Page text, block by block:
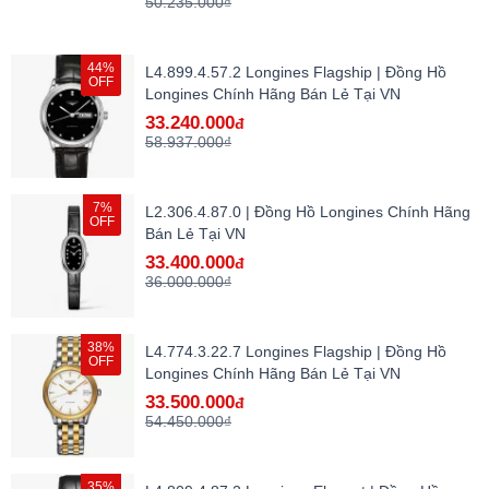
44%
OFF
L4.899.4.57.2 Longines Flagship | Đồng Hồ
Longines Chính Hãng Bán Lẻ Tại VN
33.240.000đ
58.937.000₫
7%
OFF
L2.306.4.87.0 | Đồng Hồ Longines Chính Hãng
Bán Lẻ Tại VN
33.400.000đ
36.000.000₫
38%
OFF
L4.774.3.22.7 Longines Flagship | Đồng Hồ
Longines Chính Hãng Bán Lẻ Tại VN
33.500.000đ
54.450.000₫